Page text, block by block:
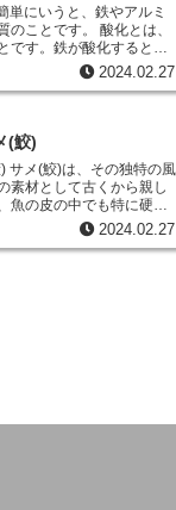
し革は酸性度が低く、ベ
高い傾向にあります。ま
酸度は変化します。高温
の酸性度は上昇する傾向
は、革の品質や耐久性に
ンテナンスを行うこと
つことが大切です。革製
のクリーナーやコンディ
を中和して革の劣化を防
ことです。 酸化とは、
です。鉄が酸化すると、
酸化すると、表面に白い
ルミを腐食から守る働き
白剤やクリーナー、殺菌
の製品は、酸化剤の働き
り、菌を殺したり、腐敗
ックなどの非金属をも劣
えば、ゴムは、酸化剤に
きやすくなり、プラスチ
したり、もろくなったり
2024.02.27
(鮫)
素材として古くから親し
魚の皮の中でも特に硬
ら、財布やバッグ、靴な
るまで、様々な製品に使
2024.02.27